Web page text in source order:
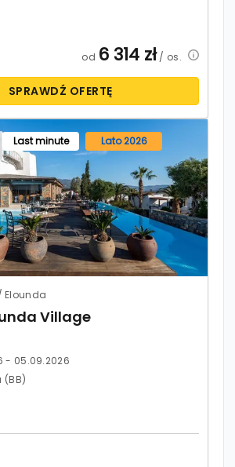
od 6 314 zł/ os.
SPRAWDŹ OFERTĘ
Last minute Lato 2026
Elounda
Village
- 05.09.2026
(BB)